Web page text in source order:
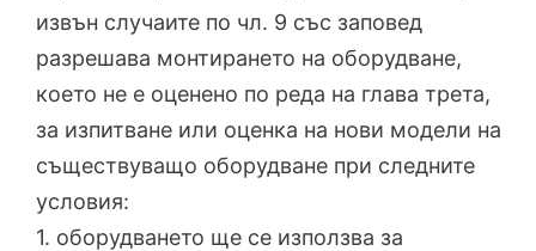
извън случаите по чл. 9 със заповед
разрешава монтирането на оборудване,
което не е оценено по реда на глава трета,
за изпитване или оценка на нови модели на
съществуващо оборудване при следните
условия:
1. оборудването ще се използва за